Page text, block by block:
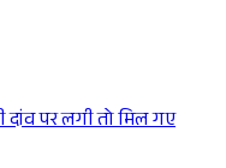
पर लगी तो मिल गए